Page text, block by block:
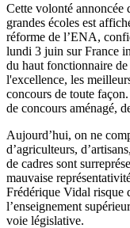
Cette volonté annoncée
grandes écoles est
réforme de l’ENA,
lundi 3 juin sur France
du haut fonctionnaire
l'excellence, les
concours de toute
de concours aménagé,
Aujourd’hui, on ne
d’agriculteurs,
de cadres sont
mauvaise
Frédérique Vidal risque
l’enseignement
voie législative.